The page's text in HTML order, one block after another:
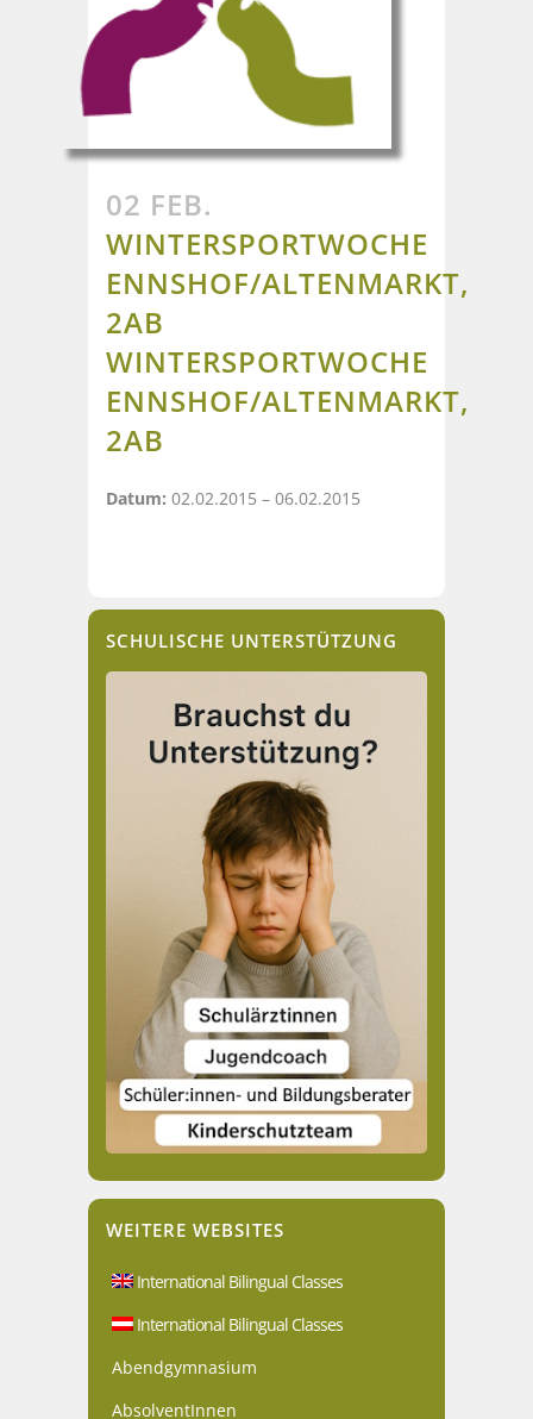
02 FEB.
WINTERSPORTWOCHE
ENNSHOF/ALTENMARKT,
2AB
WINTERSPORTWOCHE
ENNSHOF/ALTENMARKT,
2AB
Datum: 02.02.2015 – 06.02.2015
SCHULISCHE UNTERSTÜTZUNG
WEITERE WEBSITES
International Bilingual Classes
International Bilingual Classes
Abendgymnasium
AbsolventInnen